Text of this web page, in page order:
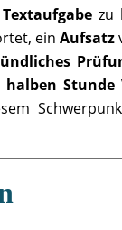
Textaufgabezu
ein Aufsatz
halben Stunde